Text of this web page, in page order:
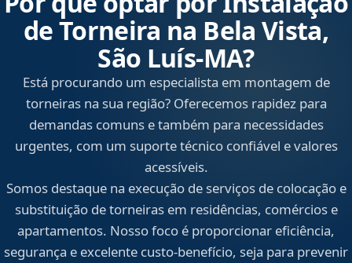
de Torneira na Bela Vista,
São Luís‑MA?
Está procurando um especialista em montagem de
torneiras na sua região? Oferecemos rapidez para
demandas comuns e também para necessidades
urgentes, com um suporte técnico confiável e valores
acessíveis.
Somos destaque na execução de serviços de colocação e
substituição de torneiras em residências, comércios e
apartamentos. Nosso foco é proporcionar eficiência,
segurança e excelente custo-benefício, seja para prevenir